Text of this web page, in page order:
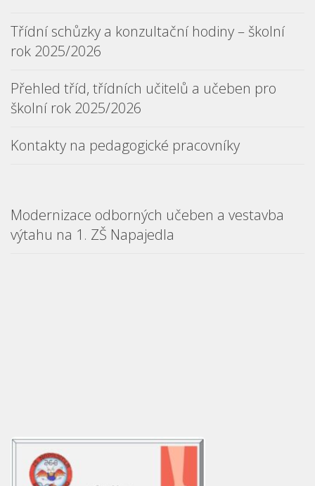
Třídní schůzky a konzultační hodiny – školní
rok 2025/2026
Přehled tříd, třídních učitelů a učeben pro
školní rok 2025/2026
Kontakty na pedagogické pracovníky
Modernizace odborných učeben a vestavba
výtahu na 1. ZŠ Napajedla